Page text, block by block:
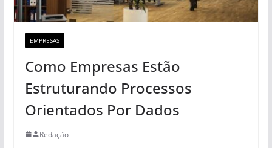
EMPRESAS
Como Empresas Estão
Estruturando Processos
Orientados Por Dados
Redação